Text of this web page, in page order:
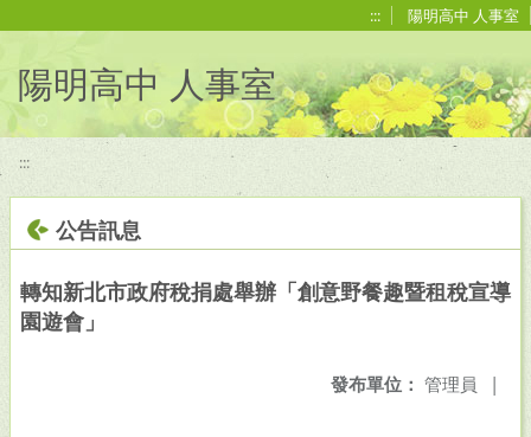
::: 陽明高中 人事室
陽明高中 人事室
:::
公告訊息
轉知新北市政府稅捐處舉辦「創意野餐趣暨租稅宣導
園遊會」
發布單位： 管理員 |